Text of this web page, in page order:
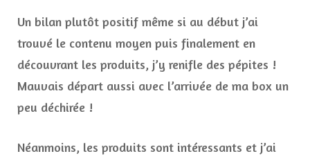
Un bilan plutôt positif même si au début j’ai
trouvé le contenu moyen puis finalement en
découvrant les produits, j’y renifle des pépites !
Mauvais départ aussi avec l’arrivée de ma box un
peu déchirée !
Néanmoins, les produits sont intéressants et j’ai